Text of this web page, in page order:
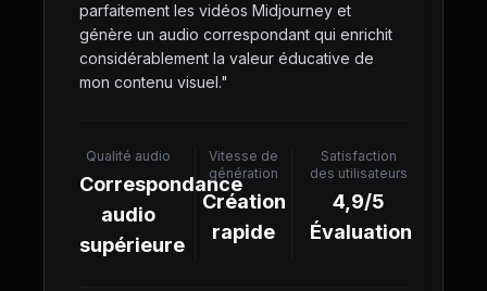
parfaitement les vidéos Midjourney et
génère un audio correspondant qui enrichit
considérablement la valeur éducative de
mon contenu visuel."
Qualité audio
Correspondance
audio
supérieure
Vitesse de
génération
Création
rapide
Satisfaction
des utilisateurs
4,9/5
Évaluation